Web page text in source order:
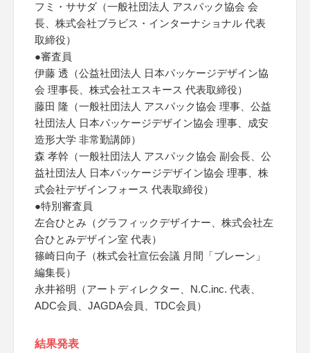
フミ・ササダ（一般社団法人 アスパック協会 会
長、株式会社ブラビス・インターナショナル 代表
取締役）
●審査員
伊藤 透（公益社団法人 日本パッケージデザイン協
会 理事長、株式会社エスキース 代表取締役）
藤田 隆（一般社団法人 アスパック協会 理事、公益
社団法人 日本パッケージデザイン協会 理事、成安
造形大学 非常勤講師）
森 孝幹（一般社団法人 アスパック協会 副会長、公
益社団法人 日本パッケージデザイン協会 理事、株
式会社デザインフォース 代表取締役）
●特別審査員
左合ひとみ（グラフィックデザイナー、株式会社左
合ひとみデザイン室 代表）
篠崎日向子（株式会社宣伝会議 月間「ブレーン」
編集長）
永井裕明（アートディレクター、N.C.inc. 代表、
ADC会員、JAGDA会員、TDC会員）
結果発表